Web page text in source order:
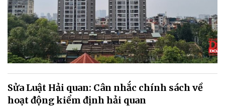
Sửa Luật Hải quan: Cân nhắc chính sách về
hoạt động kiểm định hải quan